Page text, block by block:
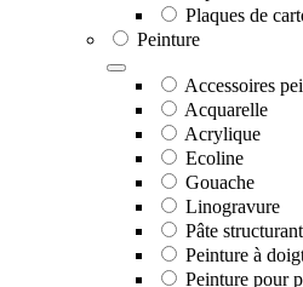
Plaques de
Peinture
Accessoires
Acquarelle
Acrylique
Ecoline
Gouache
Linogravure
Pâte
Peinture à
Peinture pour